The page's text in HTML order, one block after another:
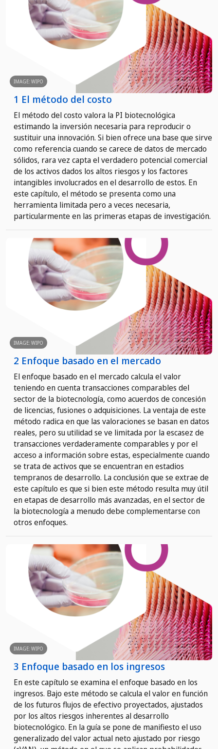
IMAGE: WIPO
1 El método del costo
El método del costo valora la PI biotecnológica
estimando la inversión necesaria para reproducir o
sustituir una innovación. Si bien ofrece una base que sirve
como referencia cuando se carece de datos de mercado
sólidos, rara vez capta el verdadero potencial comercial
de los activos dados los altos riesgos y los factores
intangibles involucrados en el desarrollo de estos. En
este capítulo, el método se presenta como una
herramienta limitada pero a veces necesaria,
particularmente en las primeras etapas de investigación.
IMAGE: WIPO
2 Enfoque basado en el mercado
El enfoque basado en el mercado calcula el valor
teniendo en cuenta transacciones comparables del
sector de la biotecnología, como acuerdos de concesión
de licencias, fusiones o adquisiciones. La ventaja de este
método radica en que las valoraciones se basan en datos
reales, pero su utilidad se ve limitada por la escasez de
transacciones verdaderamente comparables y por el
acceso a información sobre estas, especialmente cuando
se trata de activos que se encuentran en estadios
tempranos de desarrollo. La conclusión que se extrae de
este capítulo es que si bien este método resulta muy útil
en etapas de desarrollo más avanzadas, en el sector de
la biotecnología a menudo debe complementarse con
otros enfoques.
IMAGE: WIPO
3 Enfoque basado en los ingresos
En este capítulo se examina el enfoque basado en los
ingresos. Bajo este método se calcula el valor en función
de los futuros flujos de efectivo proyectados, ajustados
por los altos riesgos inherentes al desarrollo
biotecnológico. En la guía se pone de manifiesto el uso
generalizado del valor actual neto ajustado por riesgo